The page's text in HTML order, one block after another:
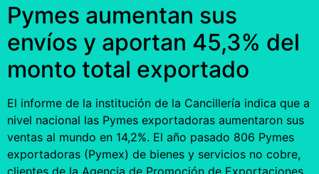
Pymes aumentan sus
envíos y aportan 45,3% del
monto total exportado
El informe de la institución de la Cancillería indica que a
nivel nacional las Pymes exportadoras aumentaron sus
ventas al mundo en 14,2%. El año pasado 806 Pymes
exportadoras (Pymex) de bienes y servicios no cobre,
clientes de la Agencia de Promoción de Exportaciones